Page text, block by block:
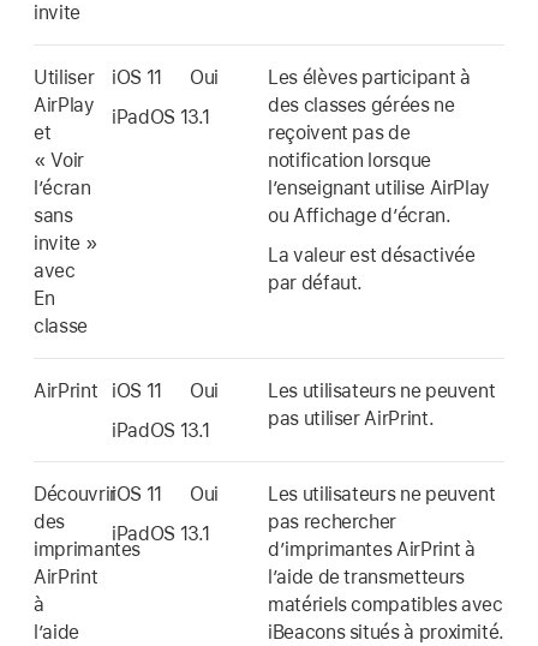
invite
Utiliser
AirPlay
et
« Voir
l’écran
sans
invite »
avec
En
classe
iOS 11
iPadOS 13.1
Oui
Les élèves participant à
des classes gérées ne
reçoivent pas de
notification lorsque
l’enseignant utilise AirPlay
ou Affichage d’écran.
La valeur est désactivée
par défaut.
AirPrint
iOS 11
iPadOS 13.1
Oui
Les utilisateurs ne peuvent
pas utiliser AirPrint.
Découvrir
des
imprimantes
AirPrint
à
l’aide
iOS 11
iPadOS 13.1
Oui
Les utilisateurs ne peuvent
pas rechercher
d’imprimantes AirPrint à
l’aide de transmetteurs
matériels compatibles avec
iBeacons situés à proximité.